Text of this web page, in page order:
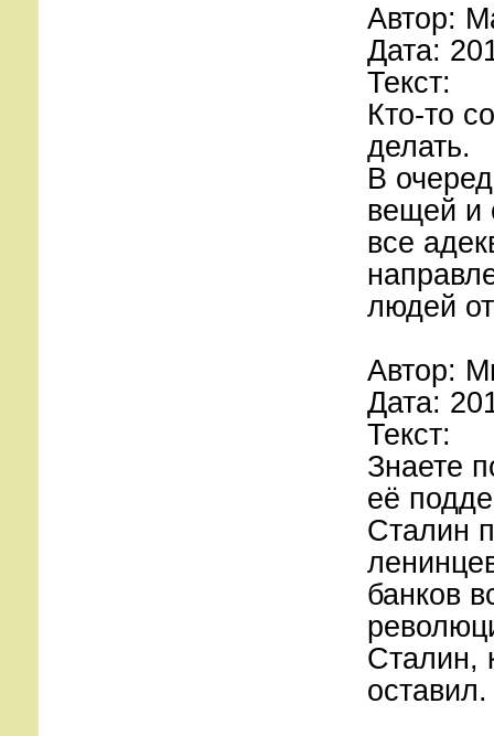
Автор:
Дата:
Текст:
Кто-то
делать.
В
вещей и
все
людей
Автор:
Дата:
Текст:
Знаете
её
Сталин
банков
Сталин,